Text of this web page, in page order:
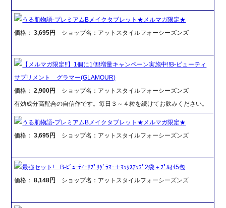
うる肌物語-プレミアムBメイクタブレット★メルマガ限定★
価格：3,695円 ショップ名：アットスタイルフォーシーズンズ
【メルマガ限定!!】1個に1個!増量キャンペーン実施中!!B-ビューティ
サプリメント グラマー(GLAMOUR)
価格：2,900円
ショップ名：アットスタイルフォーシーズンズ
有効成分高配合の自信作です。毎日３～４粒を続けてお飲みください。
うる肌物語-プレミアムBメイクタブレット★メルマガ限定★
価格：3,695円 ショップ名：アットスタイルフォーシーズンズ
最強セット! B-ﾋﾞｭｰﾃｨｰｻﾌﾟﾘｸﾞﾗﾏｰ＋ﾏｯｸｽｱｯﾌﾟ2袋＋ﾌﾟﾙｵｲ5包
価格：8,148円 ショップ名：アットスタイルフォーシーズンズ